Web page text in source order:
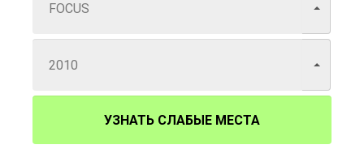
УЗНАТЬ СЛАБЫЕ МЕСТА